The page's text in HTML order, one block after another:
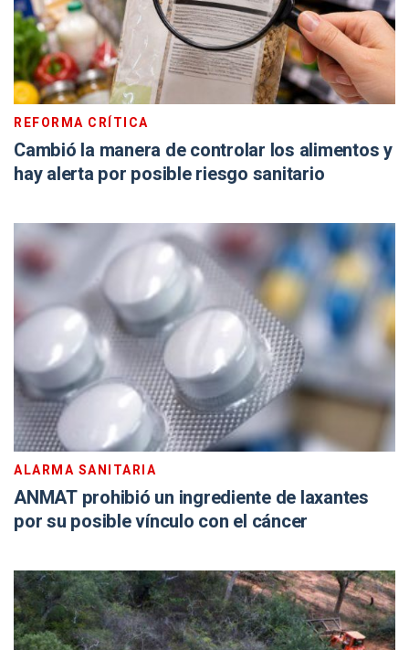
REFORMA CRÍTICA
Cambió la manera de controlar los alimentos y
hay alerta por posible riesgo sanitario
ALARMA SANITARIA
ANMAT prohibió un ingrediente de laxantes
por su posible vínculo con el cáncer